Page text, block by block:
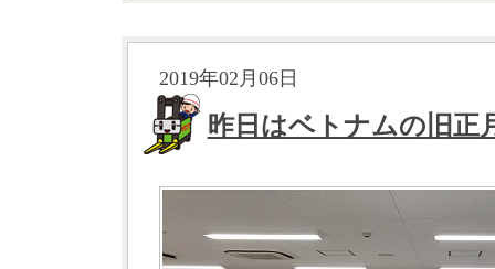
2019年02月06日
昨日はベトナムの旧正